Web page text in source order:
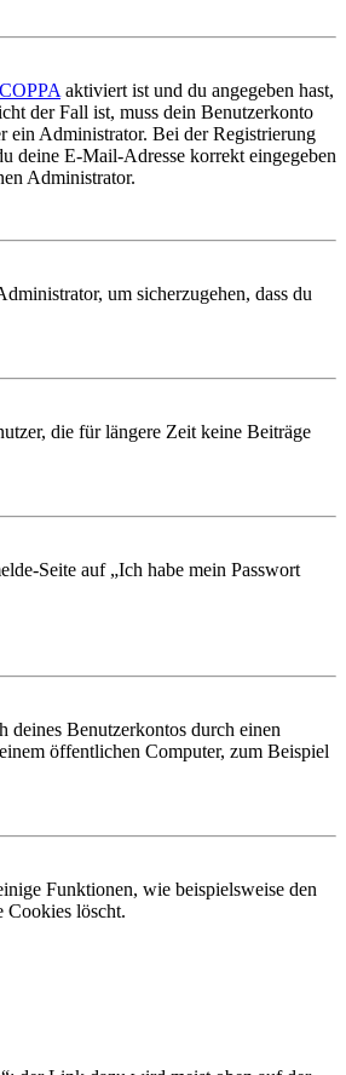
COPPA aktiviert ist und du angegeben hast,
der Fall ist, muss dein Benutzerkonto
ein Administrator. Bei der Registrierung
deine E-Mail-Adresse korrekt eingegeben
Administrator.
um sicherzugehen, dass du
die für längere Zeit keine Beiträge
Seite auf „Ich habe mein Passwort
Benutzerkontos durch einen
öffentlichen Computer, zum Beispiel
Funktionen, wie beispielsweise den
Cookies löscht.